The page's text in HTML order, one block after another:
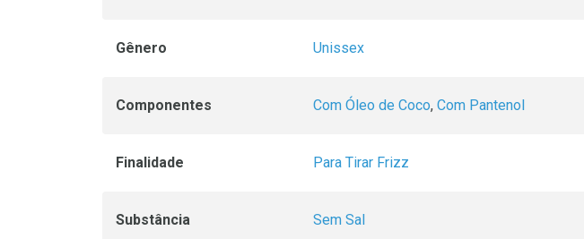
Gênero Unissex
Componentes Com Óleo de Coco, Com Pantenol
Finalidade Para Tirar Frizz
Substância Sem Sal